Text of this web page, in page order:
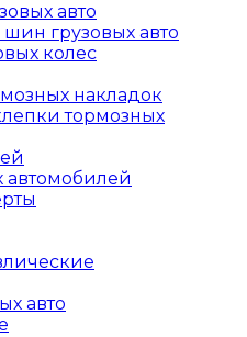
авто
грузовых авто
колес
накладок
тормозных
автомобилей
авто